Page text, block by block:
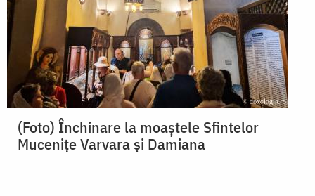
(Foto) Închinare la moaștele Sfintelor
Mucenițe Varvara și Damiana